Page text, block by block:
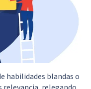
habilidades blandas o